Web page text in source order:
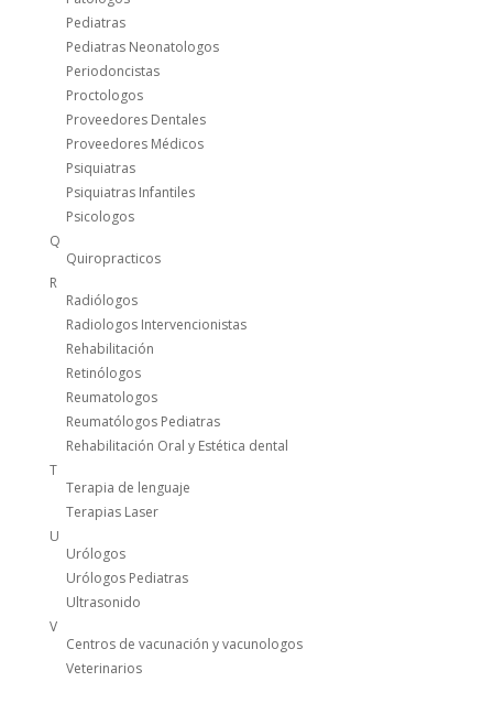
Pediatras
Pediatras Neonatologos
Periodoncistas
Proctologos
Proveedores Dentales
Proveedores Médicos
Psiquiatras
Psiquiatras Infantiles
Psicologos
Q
Quiropracticos
R
Radiólogos
Radiologos Intervencionistas
Rehabilitación
Retinólogos
Reumatologos
Reumatólogos Pediatras
Rehabilitación Oral y Estética dental
T
Terapia de lenguaje
Terapias Laser
U
Urólogos
Urólogos Pediatras
Ultrasonido
V
Centros de vacunación y vacunologos
Veterinarios